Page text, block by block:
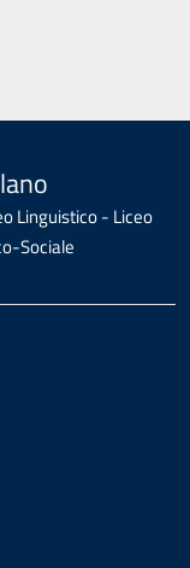
Linguistico - Liceo
Sociale